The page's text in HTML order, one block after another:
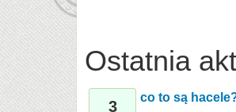
Ostatnia
3
co to są